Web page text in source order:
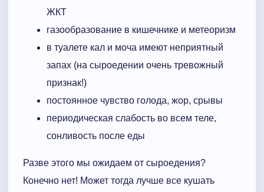
ЖКТ
газообразование в кишечнике и метеоризм
в туалете кал и моча имеют неприятный
запах (на сыроедении очень тревожный
признак!)
постоянное чувство голода, жор, срывы
периодическая слабость во всем теле,
сонливость после еды
Разве этого мы ожидаем от сыроедения?
Конечно нет! Может тогда лучше все кушать